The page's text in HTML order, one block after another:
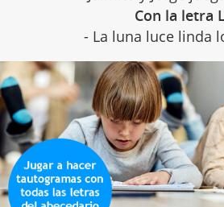
Con la letra
- La luna luce linda